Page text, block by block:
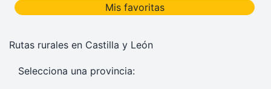
Mis favoritas
Rutas rurales en Castilla y León
Selecciona una provincia: